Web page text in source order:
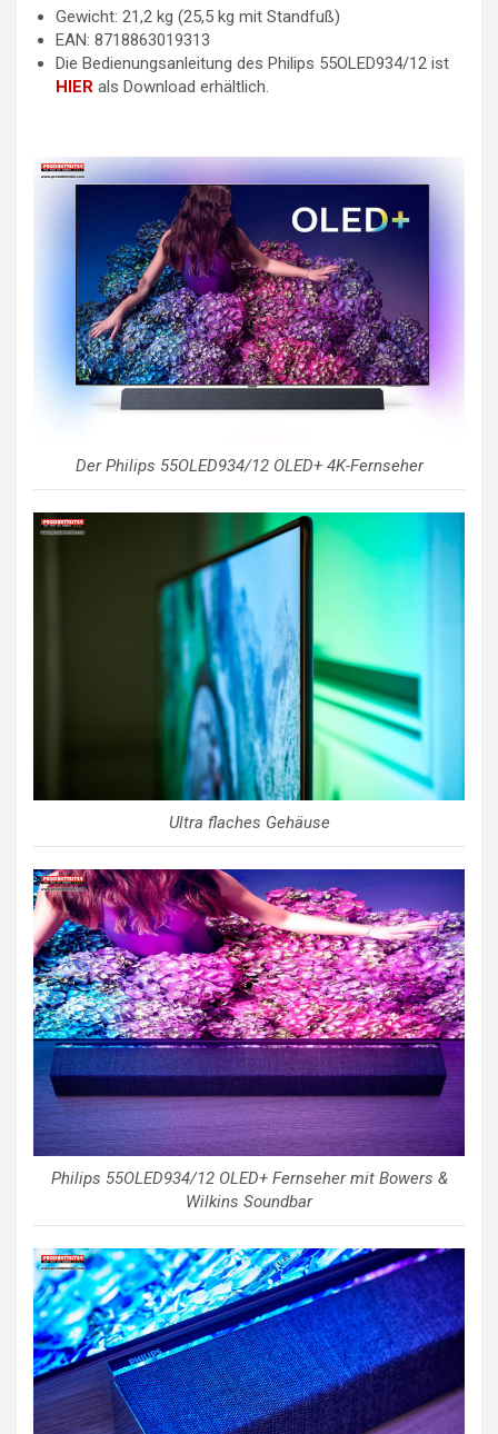
Gewicht: 21,2 kg (25,5 kg mit Standfuß)
EAN: 8718863019313
Die Bedienungsanleitung des Philips 55OLED934/12 ist
HIER als Download erhältlich.
Der Philips 55OLED934/12 OLED+ 4K-Fernseher
Ultra flaches Gehäuse
Philips 55OLED934/12 OLED+ Fernseher mit Bowers &
Wilkins Soundbar